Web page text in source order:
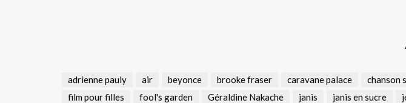
adrienne pauly air beyonce brooke fraser caravane palace chanson
film pour filles
fool's garden Géraldine Nakache janis janis en sucre